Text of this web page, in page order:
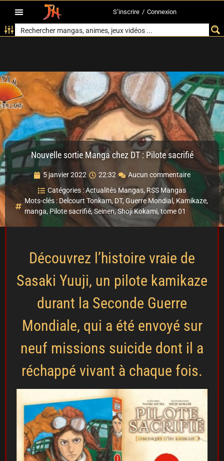
S’inscrire / Connexion
Nouvelle sortie Manga chez DT : Pilote sacrifié
5 janvier 2022 22:32
Aucun commentaire
Catégories :Actualités Mangas, RSS Mangas
Mots-clés : Delcourt Tonkam, DT,Guerre Mondial , Kamikaze,
manga, Pilote sacrifié,Seinen,Shoji Kokami, tome 01
Découvrez l’histoire vraie de
Sasaki Yuuji, un pilote kamikaze
durant la Seconde Guerre
Mondiale, qui a été envoyé sur
neuf missions suicide dont il a
réchappé vivant à chaque fois.